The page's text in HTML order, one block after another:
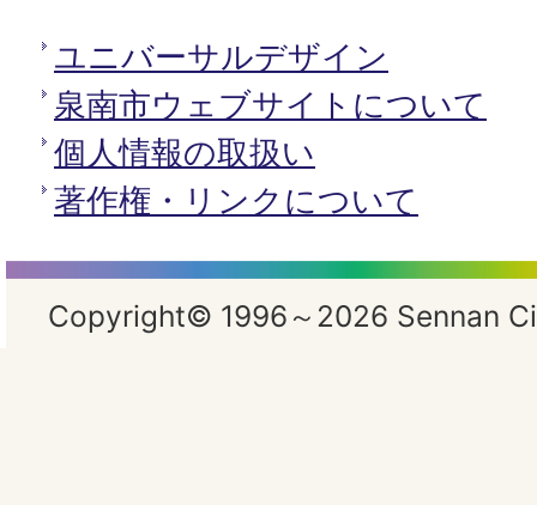
ユニバーサルデザイン
泉南市ウェブサイトについて
個人情報の取扱い
著作権・リンクについて
Copyright© 1996～2026 Sennan